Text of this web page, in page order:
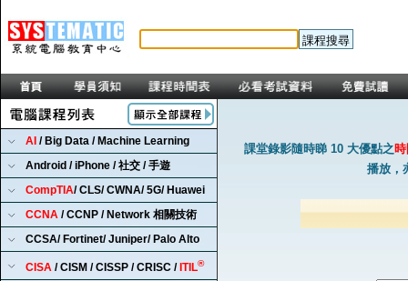
AI / Big Data / Machine Learning
Android / iPhone / 社交 / 手遊
CompTIA/ CLS/ CWNA/ 5G/ Huawei
CCNA / CCNP / Network 相關技術
CCSA/ Fortinet/ Juniper/ Palo Alto
CISA / CISM / CISSP / CRISC / ITIL®
課堂錄影隨時睇 10 大優點之
播放，